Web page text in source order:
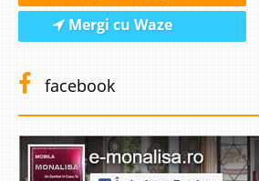
Mergi cu Waze
facebook